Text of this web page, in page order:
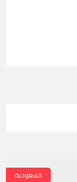
السعودية